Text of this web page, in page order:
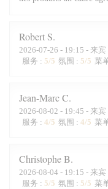
Robert S
2026-07-26 - 19:15 - 来宾
服务 : 5/5 氛围 : 5/5 菜
Jean-MarcC
2026-08-02 - 19:45 - 来宾
服务 : 4/5 氛围 : 4/5 菜
ChristopheB
2026-08-04 - 19:15 - 来宾
服务 : 5/5 氛围 : 5/5 菜